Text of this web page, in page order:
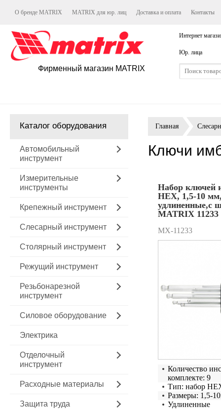
О бренде MATRIX MATRIX для юр. лиц Доставка и оплата Контакты
Фирменный магазин MATRIX
Интернет
Юр. лица
Каталог оборудования
Автомобильный
инструмент
Измерительные
инструменты
Крепежный инструмент
Слесарный инструмент
Столярный инструмент
Режущий инструмент
Резьбонарезной
инструмент
Силовое оборудование
Электрика
Отделочный
инструмент
Расходные материалы
Защита труда
Главная
Ключи
Набор ключей
HEX, 1,5-10
удлиненные,с
MATRIX 11233
MX-11233
Количество
комплекте: 9
Тип: набор
Размеры: 1,5-
Удлиненные